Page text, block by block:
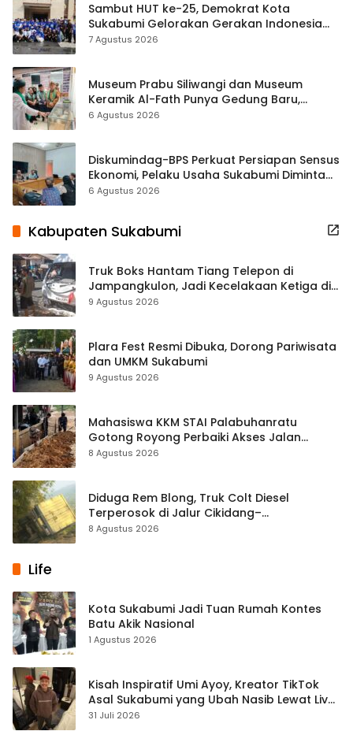
Sambut HUT ke-25, Demokrat Kota
Sukabumi Gelorakan Gerakan Indonesia
ASRI Lewat Aksi Bersih Masjid Agung
7 Agustus 2026
Museum Prabu Siliwangi dan Museum
Keramik Al-Fath Punya Gedung Baru,
Hampir 500 Koleksi Dipisahkan
6 Agustus 2026
Diskumindag-BPS Perkuat Persiapan Sensus
Ekonomi, Pelaku Usaha Sukabumi Diminta
Terbuka Beri Data
6 Agustus 2026
Kabupaten Sukabumi
Truk Boks Hantam Tiang Telepon di
Jampangkulon, Jadi Kecelakaan Ketiga di
Titik yang Sama
9 Agustus 2026
Plara Fest Resmi Dibuka, Dorong Pariwisata
dan UMKM Sukabumi
9 Agustus 2026
Mahasiswa KKM STAI Palabuhanratu
Gotong Royong Perbaiki Akses Jalan
Majelis Ta’lim di Sagaranten
8 Agustus 2026
Diduga Rem Blong, Truk Colt Diesel
Terperosok di Jalur Cikidang–
Palabuhanratu
8 Agustus 2026
Life
Kota Sukabumi Jadi Tuan Rumah Kontes
Batu Akik Nasional
1 Agustus 2026
Kisah Inspiratif Umi Ayoy, Kreator TikTok
Asal Sukabumi yang Ubah Nasib Lewat Live
Streaming
31 Juli 2026